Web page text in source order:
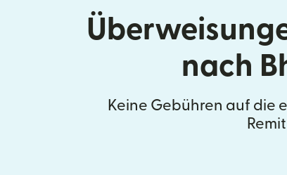
nach
Keine Gebühren auf die